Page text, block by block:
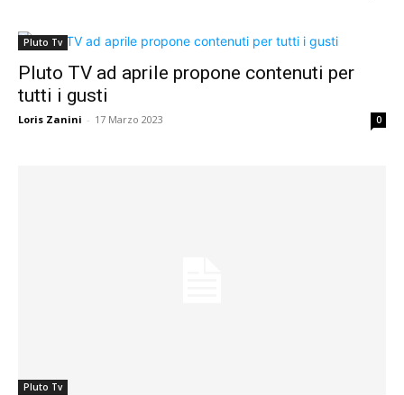
Pluto Tv
Pluto TV ad aprile propone contenuti per
tutti i gusti
Loris Zanini - 17 Marzo 2023 0
Pluto Tv